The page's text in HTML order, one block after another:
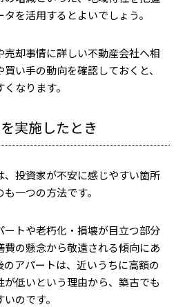
を活用するとよいでしょう。
却事情に詳しい不動産会社へ相
い手の動向を確認しておくと、
なります。
実施したとき
投資家が不安に感じやすい箇所
一つの方法です。
ートや老朽化・損壊が目立つ部分
の懸念から敬遠される傾向にあ
のアパートは、近いうちに高額の
低いという理由から、築古でも
のです。